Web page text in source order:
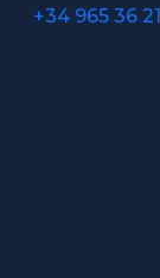
+34 965 36